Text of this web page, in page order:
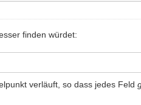
finden würdet:
verläuft, so dass jedes Feld